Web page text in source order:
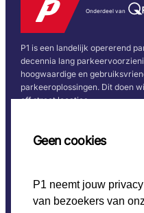
Geen cookies
P1 neemt jouw
van bezoekers van
Onderdeel van
P1 is een landelijk opererend
decennia lang
hoogwaardige en
parkeeroplossingen. Dit doen
off street locaties.
Snel naar
Home
CO2 beleid
Werken bij P1